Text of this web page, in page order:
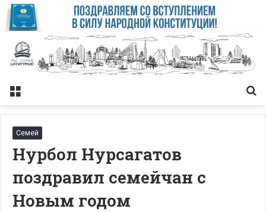
Меню
Семей
Нурбол Нурсагатов
поздравил семейчан с
Новым годом